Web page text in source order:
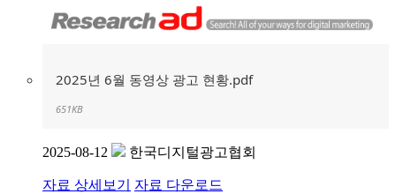
2025년 6월 동영상 광고 현황.pdf
651KB
2025-08-12 한국디지털광고협회
자료 상세보기 자료 다운로드